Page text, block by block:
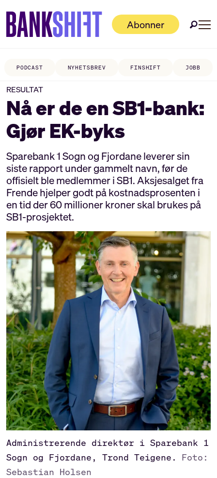
Abonner
PODCAST NYHETSBREV FINSHIFT JOBB
RESULTAT
Nå er de en SB1-bank:
Gjør EK-byks
Sparebank 1 Sogn og Fjordane leverer sin
siste rapport under gammelt navn, før de
offisielt ble medlemmer i SB1. Aksjesalget fra
Frende hjelper godt på kostnadsprosenten i
en tid der 60 millioner kroner skal brukes på
SB1-prosjektet.
Administrerende direktør i Sparebank 1
Sogn og Fjordane, Trond Teigene.
Foto:
Sebastian Holsen